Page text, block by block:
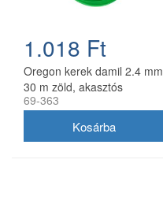
1.018 Ft
Oregon kerek damil 2.4 mm
30 m zöld, akasztós
kiszerelés
69-363